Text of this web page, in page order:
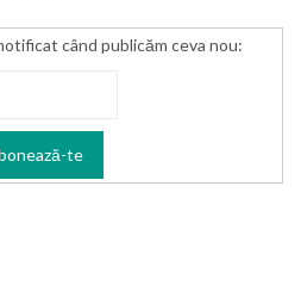
când publicăm ceva nou: